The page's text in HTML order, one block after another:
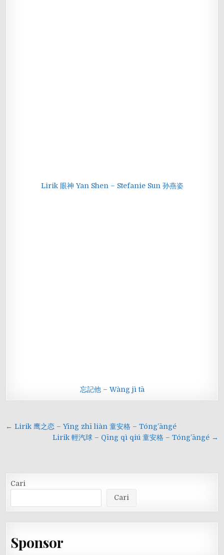
Lirik 眼神 Yan Shen – Stefanie Sun 孙燕姿
忘記他 – Wàng jì tā
Navigasi
← Lirik 鹰之恋 – Yīng zhī liàn 童安格 – Tóng’āngé
Lirik 輕汽球 – Qīng qì qiú 童安格 – Tóng’āngé →
Cari
Cari
Sponsor